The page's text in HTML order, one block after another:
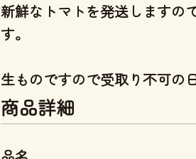
新鮮なトマトを発送しますの
す。
生ものですので受取り不可の
商品詳細